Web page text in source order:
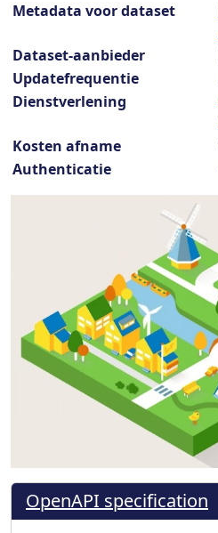
Metadata voor dataset
Dataset-aanbieder
Updatefrequentie
Dienstverlening
Kosten afname
Authenticatie
OpenAPI specification